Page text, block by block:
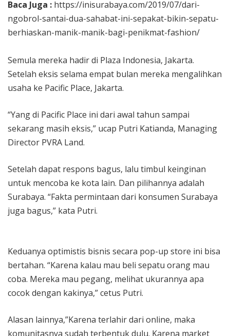
Baca Juga : https://inisurabaya.com/2019/07/dari-
ngobrol-santai-dua-sahabat-ini-sepakat-bikin-sepatu-
berhiaskan-manik-manik-bagi-penikmat-fashion/
Semula mereka hadir di Plaza Indonesia, Jakarta.
Setelah eksis selama empat bulan mereka mengalihkan
usaha ke Pacific Place, Jakarta.
“Yang di Pacific Place ini dari awal tahun sampai
sekarang masih eksis,” ucap Putri Katianda, Managing
Director PVRA Land.
Setelah dapat respons bagus, lalu timbul keinginan
untuk mencoba ke kota lain. Dan pilihannya adalah
Surabaya. “Fakta permintaan dari konsumen Surabaya
juga bagus,” kata Putri.
Keduanya optimistis bisnis secara pop-up store ini bisa
bertahan. “Karena kalau mau beli sepatu orang mau
coba. Mereka mau pegang, melihat ukurannya apa
cocok dengan kakinya,” cetus Putri.
Alasan lainnya,”Karena terlahir dari online, maka
komunitasnya sudah terbentuk dulu. Karena market